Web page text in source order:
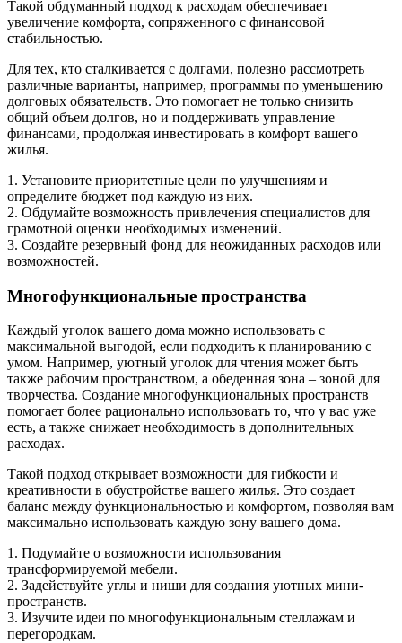
Такой обдуманный подход к расходам обеспечивает
увеличение комфорта, сопряженного с финансовой
стабильностью.
Для тех, кто сталкивается с долгами, полезно рассмотреть
различные варианты, например, программы по уменьшению
долговых обязательств. Это помогает не только снизить
общий объем долгов, но и поддерживать управление
финансами, продолжая инвестировать в комфорт вашего
жилья.
1. Установите приоритетные цели по улучшениям и
определите бюджет под каждую из них.
2. Обдумайте возможность привлечения специалистов для
грамотной оценки необходимых изменений.
3. Создайте резервный фонд для неожиданных расходов или
возможностей.
Многофункциональные пространства
Каждый уголок вашего дома можно использовать с
максимальной выгодой, если подходить к планированию с
умом. Например, уютный уголок для чтения может быть
также рабочим пространством, а обеденная зона – зоной для
творчества. Создание многофункциональных пространств
помогает более рационально использовать то, что у вас уже
есть, а также снижает необходимость в дополнительных
расходах.
Такой подход открывает возможности для гибкости и
креативности в обустройстве вашего жилья. Это создает
баланс между функциональностью и комфортом, позволяя вам
максимально использовать каждую зону вашего дома.
1. Подумайте о возможности использования
трансформируемой мебели.
2. Задействуйте углы и ниши для создания уютных мини-
пространств.
3. Изучите идеи по многофункциональным стеллажам и
перегородкам.